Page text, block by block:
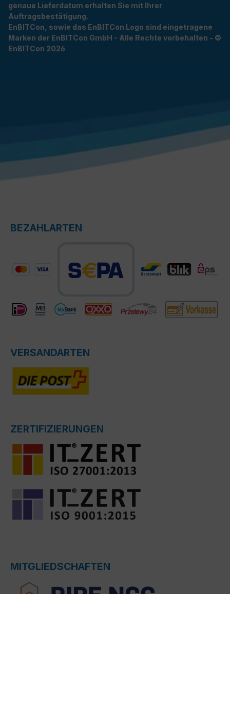
genaue Lieferdatum erhalten Sie mit Ihrer
Auftragsbestätigung.
EnBITCon, sowie das EnBITCon Logo sind eingetragene
Marken der EnBITCon GmbH - Alle Rechte vorbehalten - ©
EnBITCon 2026
BEZAHLARTEN
VERSANDARTEN
ZERTIFIZIERUNGEN
MITGLIEDSCHAFTEN